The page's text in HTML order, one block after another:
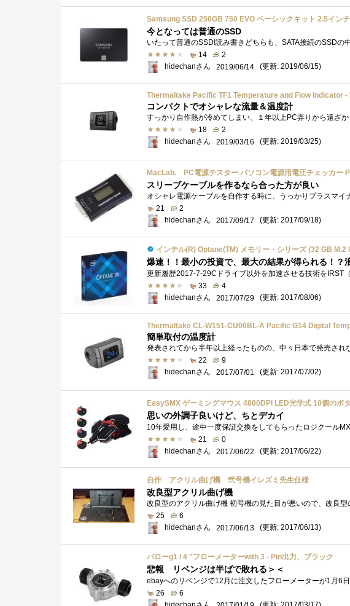
Samsung SSD 250GB 750 EVO ベーシックキット 2.5イン
今となっては普通のSSD
14
2
hidechanさん
2019/06/14 (更新: 2019/06/15)
Thermaltake Pacific TF1 Temperature and Flow Indicator
コンパクトでオシャレな流量＆温度計
18
2
hidechanさん
2019/03/16 (更新: 2019/03/25)
MacLab. PC電源テスター パソコン電源用電圧チェッカー
スリーブケーブルを作るなら合った方が良い
21
2
hidechanさん
2017/09/17 (更新: 2017/09/18)
インテル(R) Optane(TM) メモリー・シリーズ (32 GB M.2
爆速！！最小の投資で、最大の結果が得られる！
33
4
hidechanさん
2017/07/29 (更新: 2017/08/06)
Thermaltake CL-W151-CU00BL-A Pacific G14 Digital
簡単取付の温度計
22
9
hidechanさん
2017/07/01 (更新: 2017/07/02)
思いの外調子良いけど、ちとデカイ
21
0
hidechanさん
2017/06/22 (更新: 2017/06/22)
自作 アクリル曲げ機 弐号機イレズミ先生仕様
改良型アクリル曲げ機
25
6
hidechanさん
2017/06/13 (更新: 2017/06/13)
バローg1 / 4 "フローメーターwith 3 - Pin出力、ブラック
悲報 リベンジは半ばで敗れる＞＜
26
6